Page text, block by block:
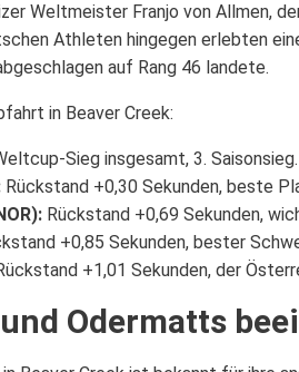
Weltmeister Franjo von Allmen,
Athleten hingegen erlebten
auf Rang 46 landete.
in Beaver Creek:
Sieg insgesamt, 3. Saisonsieg.
Rückstand +0,30 Sekunden, beste
Rückstand +0,69 Sekunden,
+0,85 Sekunden, bester
+1,01 Sekunden, der
Odermatts